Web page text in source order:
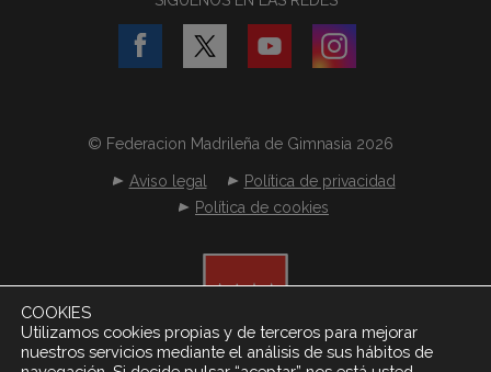
© Federacion Madrileña de Gimnasia 2026
Aviso legal
Política de privacidad
Política de cookies
COOKIES
Utilizamos cookies propias y de terceros para mejorar
nuestros servicios mediante el análisis de sus hábitos de